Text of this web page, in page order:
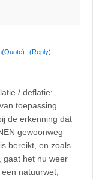
(Quote) (Reply)
/ deflatie:
toepassing.
de erkenning dat
gewoonweg
bereikt, en zoals
gaat het nu weer
natuurwet,